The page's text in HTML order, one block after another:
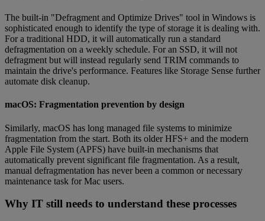
The built-in "Defragment and Optimize Drives" tool in Windows is
sophisticated enough to identify the type of storage it is dealing with.
For a traditional HDD, it will automatically run a standard
defragmentation on a weekly schedule. For an SSD, it will not
defragment but will instead regularly send TRIM commands to
maintain the drive's performance. Features like Storage Sense further
automate disk cleanup.
macOS: Fragmentation prevention by design
Similarly, macOS has long managed file systems to minimize
fragmentation from the start. Both its older HFS+ and the modern
Apple File System (APFS) have built-in mechanisms that
automatically prevent significant file fragmentation. As a result,
manual defragmentation has never been a common or necessary
maintenance task for Mac users.
Why IT still needs to understand these processes